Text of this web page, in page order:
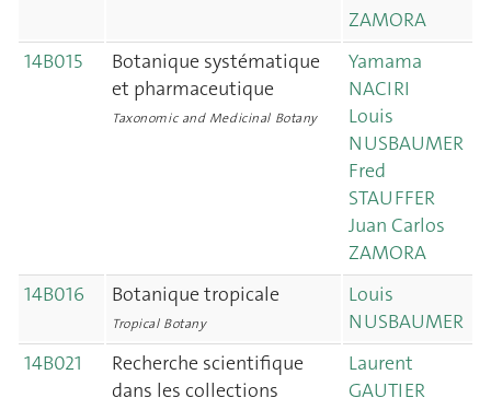
ZAMORA
14B015
Botanique systématique
et pharmaceutique
Taxonomic and Medicinal Botany
Yamama
NACIRI
Louis
NUSBAUMER
Fred
STAUFFER
Juan Carlos
ZAMORA
14B016
Botanique tropicale
Tropical Botany
Louis
NUSBAUMER
14B021
Recherche scientifique
dans les collections
Laurent
GAUTIER